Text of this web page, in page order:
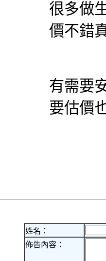
很多做
價不錯
有需要
要估價
姓名：
佈告內容：